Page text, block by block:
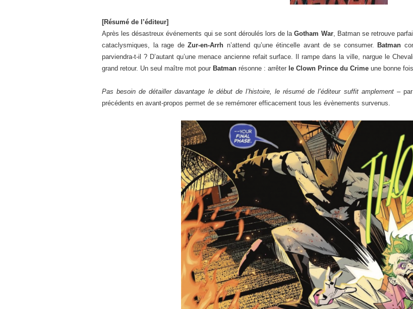
[Résumé de l’éditeur]
Après les désastreux événements qui se sont déroulés lors de laGotham War, Batman se retrouve
cataclysmiques, la rage deZur-en-Arrh n’attend qu’une étincelle avant de se consumer. Batman
parviendra-t-il ? D’autant qu’une menace ancienne refait surface. Il rampe dans la ville, nargue le
grand retour. Un seul maître mot pour Batman résonne : arrêter le Clown Prince du Crime une bonne
Pas besoin de détailler davantage le début de l’histoire, le résumé de l’éditeur suffit amplement –
précédents en avant-propos permet de se remémorer efficacement tous les évènements survenus.